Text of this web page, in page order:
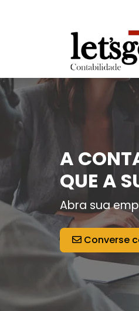
A
QUE A
Abra sua
Converse